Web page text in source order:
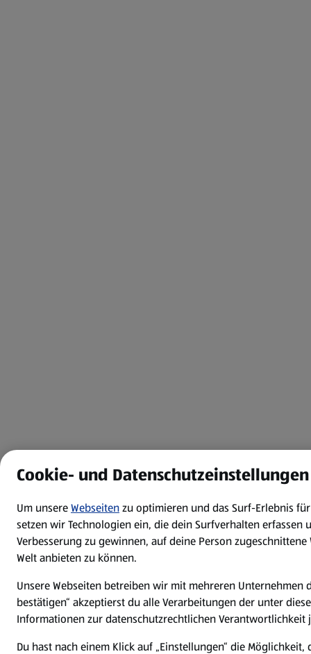
Cookie- und Datenschutzeinstellungen
Um unsereWebseitenzu optimieren und das Surf-Erlebnis
setzen wir Technologien ein, die dein Surfverhalten
Verbesserung zu gewinnen, auf deine Person
Welt anbieten zu können.
Unsere Webseiten betreiben wir mit mehreren Unternehmen
bestätigen“ akzeptierst du alle Verarbeitungen der unter
Informationen zur datenschutzrechtlichen Verantwortlichkeit
Du hast nach einem Klick auf „Einstellungen“ die